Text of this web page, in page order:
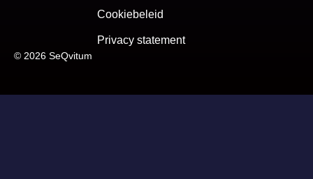
© 2026 SeQvitum
Cookiebeleid
Privacy statement